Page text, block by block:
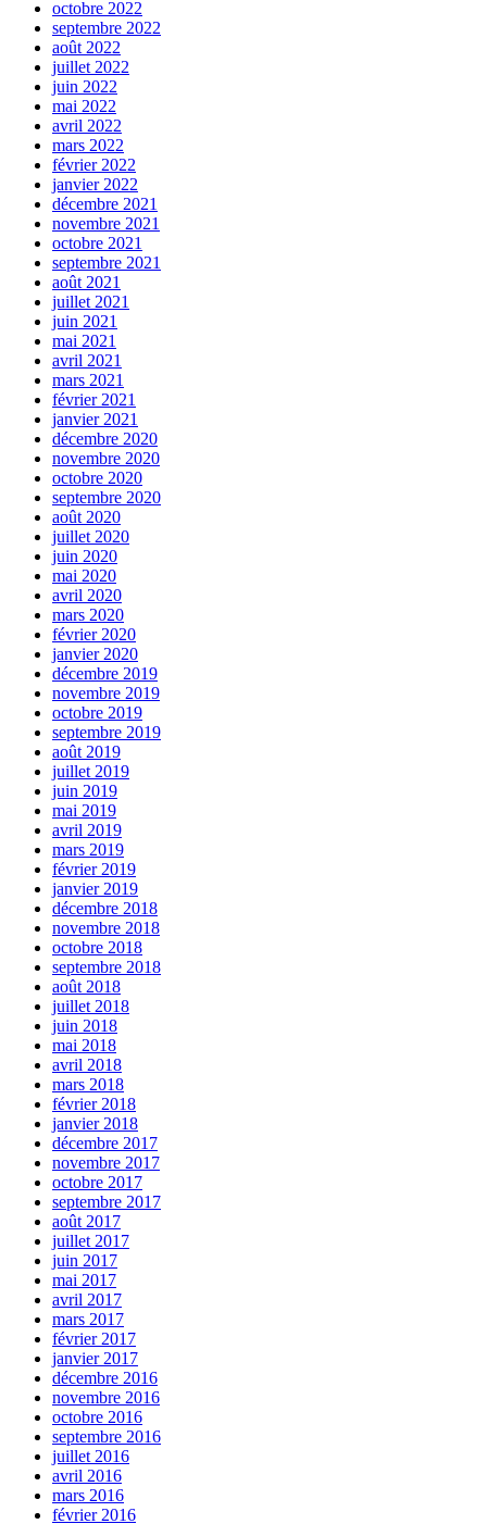
octobre 2022
septembre 2022
août 2022
juillet 2022
juin 2022
mai 2022
avril 2022
mars 2022
février 2022
janvier 2022
décembre 2021
novembre 2021
octobre 2021
septembre 2021
août 2021
juillet 2021
juin 2021
mai 2021
avril 2021
mars 2021
février 2021
janvier 2021
décembre 2020
novembre 2020
octobre 2020
septembre 2020
août 2020
juillet 2020
juin 2020
mai 2020
avril 2020
mars 2020
février 2020
janvier 2020
décembre 2019
novembre 2019
octobre 2019
septembre 2019
août 2019
juillet 2019
juin 2019
mai 2019
avril 2019
mars 2019
février 2019
janvier 2019
décembre 2018
novembre 2018
octobre 2018
septembre 2018
août 2018
juillet 2018
juin 2018
mai 2018
avril 2018
mars 2018
février 2018
janvier 2018
décembre 2017
novembre 2017
octobre 2017
septembre 2017
août 2017
juillet 2017
juin 2017
mai 2017
avril 2017
mars 2017
février 2017
janvier 2017
décembre 2016
novembre 2016
octobre 2016
septembre 2016
juillet 2016
avril 2016
mars 2016
février 2016